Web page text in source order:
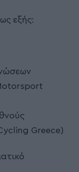
εξής:
Greece)